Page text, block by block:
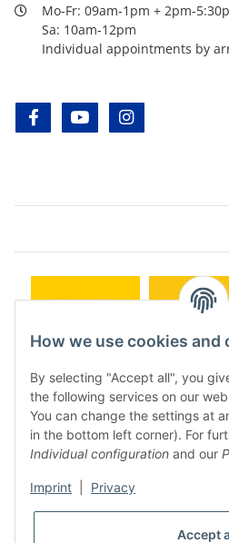
How we use cookies and
By selecting "Accept all", you
the following services on our
You can change the settings at
in the bottom left corner). For
Individual configuration and our
Imprint Privacy
Accept
Mo-Fr: 09am-1pm + 2pm-
Sa: 10am-12pm
Individual appointments by
facebookyoutube
* All prices incl. VAT,